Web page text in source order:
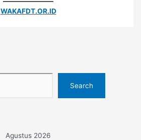
WAKAFDT.OR.ID
Search
Agustus 2026